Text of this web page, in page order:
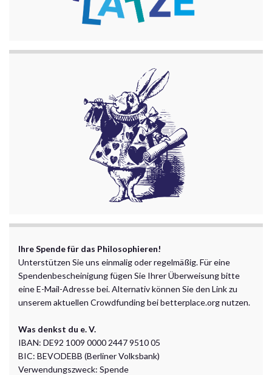
Ihre Spende für das Philosophieren!
Unterstützen Sie uns einmalig oder regelmäßig. Für eine
Spendenbescheinigung fügen Sie Ihrer Überweisung bitte
eine E-Mail-Adresse bei. Alternativ können Sie den Link zu
unserem aktuellen Crowdfunding bei betterplace.org nutzen.
Was denkst du e. V.
IBAN: DE92 1009 0000 2447 9510 05
BIC: BEVODEBB (Berliner Volksbank)
Verwendungszweck: Spende